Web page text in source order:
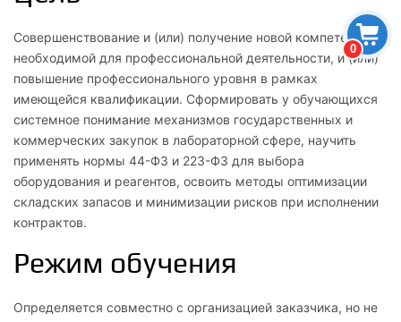
0
Совершенствование и (или) получение новой компетенции,
необходимой для профессиональной деятельности, и (или)
повышение профессионального уровня в рамках
имеющейся квалификации. Сформировать у обучающихся
системное понимание механизмов государственных и
коммерческих закупок в лабораторной сфере, научить
применять нормы 44-ФЗ и 223-ФЗ для выбора
оборудования и реагентов, освоить методы оптимизации
складских запасов и минимизации рисков при исполнении
контрактов.
Режим обучения
Определяется совместно с организацией заказчика, но не